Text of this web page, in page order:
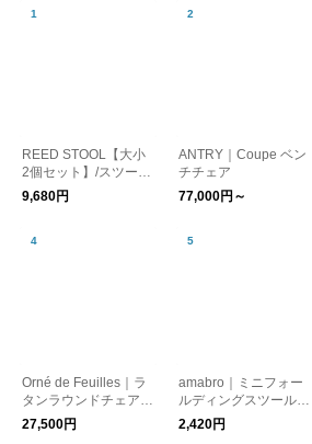
REED STOOL【大小
2個セット】/スツール
民芸
9,680円
ANTRY｜Coupe ベン
チチェア
77,000円～
Orné de Feuilles｜ラ
タンラウンドチェア
（クッション付き）
27,500円
amabro｜ミニフォー
ルディングスツール
（持ち運びしやすい折
りたたみチェア）3カ
2,420円